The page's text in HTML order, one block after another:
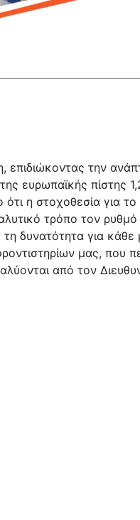
επιδιώκοντας την
ευρωπαϊκής πίστης
η στοχοθεσία για
τρόπο τον
τη δυνατότητα για
μας, που
από τον